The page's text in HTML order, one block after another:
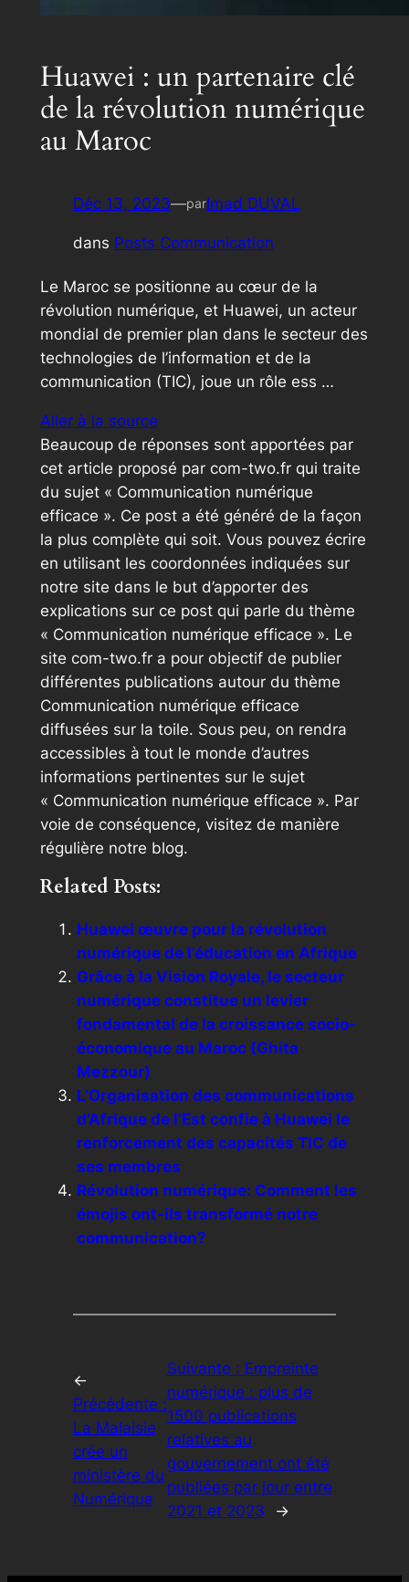
Huawei : un partenaire clé
de la révolution numérique
au Maroc
Déc 13, 2023—parImad DUVAL
dans Posts Communication
Le Maroc se positionne au cœur de la
révolution numérique, et Huawei, un acteur
mondial de premier plan dans le secteur des
technologies de l’information et de la
communication (TIC), joue un rôle ess …
Aller à la source
Beaucoup de réponses sont apportées par
cet article proposé par com-two.fr qui traite
du sujet « Communication numérique
efficace ». Ce post a été généré de la façon
la plus complète qui soit. Vous pouvez écrire
en utilisant les coordonnées indiquées sur
notre site dans le but d’apporter des
explications sur ce post qui parle du thème
« Communication numérique efficace ». Le
site com-two.fr a pour objectif de publier
différentes publications autour du thème
Communication numérique efficace
diffusées sur la toile. Sous peu, on rendra
accessibles à tout le monde d’autres
informations pertinentes sur le sujet
« Communication numérique efficace ». Par
voie de conséquence, visitez de manière
régulière notre blog.
Related Posts:
Huawei œuvre pour la révolution
numérique de l’éducation en Afrique
Grâce à la Vision Royale, le secteur
numérique constitue un levier
fondamental de la croissance socio-
économique au Maroc (Ghita
Mezzour)
L’Organisation des communications
d’Afrique de l’Est confie à Huawei le
renforcement des capacités TIC de
ses membres
Révolution numérique: Comment les
émojis ont-ils transformé notre
communication?
←
Précédente :
La Malaisie
crée un
ministère du
Numérique
Suivante : Empreinte
numérique : plus de
1500 publications
relatives au
gouvernement ont été
publiées par jour entre
2021 et 2023
→